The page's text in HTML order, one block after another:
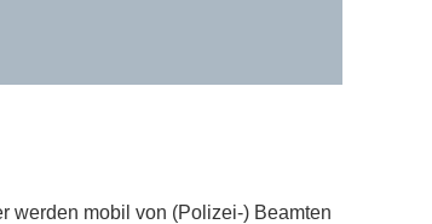
werden mobil von (Polizei-) Beamten